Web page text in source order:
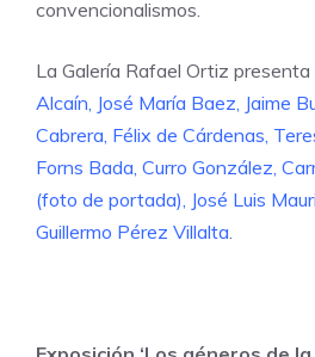
convencionalismos.
La Galería Rafael Ortiz presenta
Alcaín, José María Baez, Jaime
Cabrera, Félix de Cárdenas,
Forns Bada, Curro González,
(foto de portada), José Luis
Guillermo Pérez Villalta